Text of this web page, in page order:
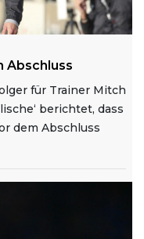
Abschluss
für Trainer Mitch
berichtet, dass
dem Abschluss